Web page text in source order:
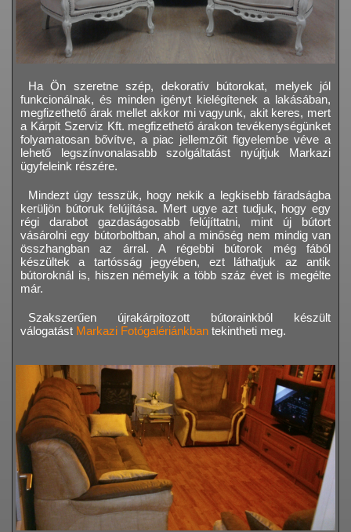
Ha Ön szeretne szép, dekoratív bútorokat, melyek jól
funkcionálnak, és minden igényt kielégítenek a lakásában,
megfizethető árak mellet akkor mi vagyunk, akit keres, mert
a Kárpit Szerviz Kft. megfizethető árakon tevékenységünket
folyamatosan bővítve, a piac jellemzőit figyelembe véve a
lehető legszínvonalasabb szolgáltatást nyújtjuk Markazi
ügyfeleink részére.
Mindezt úgy tesszük, hogy nekik a legkisebb fáradságba
kerüljön bútoruk felújítása. Mert ugye azt tudjuk, hogy egy
régi darabot gazdaságosabb felújíttatni, mint új bútort
vásárolni egy bútorboltban, ahol a minőség nem mindig van
összhangban az árral. A régebbi bútorok még fából
készültek a tartósság jegyében, ezt láthatjuk az antik
bútoroknál is, hiszen némelyik a több száz évet is megélte
már.
Szakszerűen újrakárpitozott bútorainkból készült
válogatást Markazi Fotógalériánkban tekintheti meg.